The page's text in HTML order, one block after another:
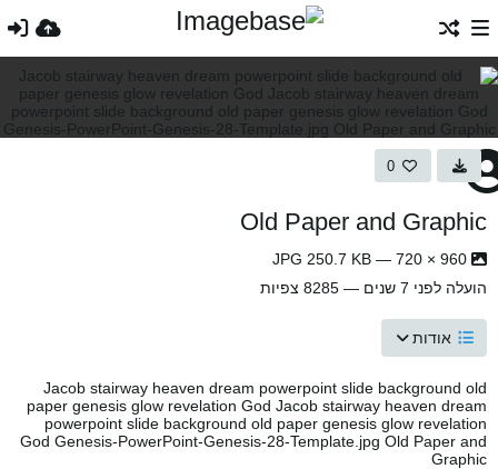
0
Old Paper and Graphic
הועלה לפני 7 שנים — 8285 צפיות
אודות
Jacob stairway heaven dream powerpoint slide background old
paper genesis glow revelation God Jacob stairway heaven dream
powerpoint slide background old paper genesis glow revelation
God Genesis-PowerPoint-Genesis-28-Template.jpg Old Paper and
Graphic